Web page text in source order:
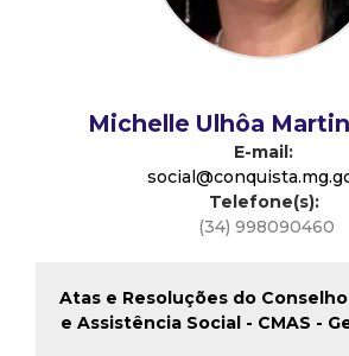
t
Michelle Ulhôa
E-mail:
Telefone(s):
(34) 998090460
Atas e Resoluções do
e Assistência Social - CMAS -